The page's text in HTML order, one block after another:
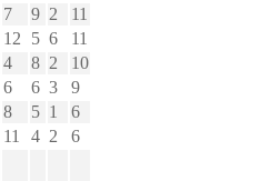
7 9 2
11
12 5 6
11
4 8 2
10
6 6 3
9
8 5 1
6
11 4 2 6